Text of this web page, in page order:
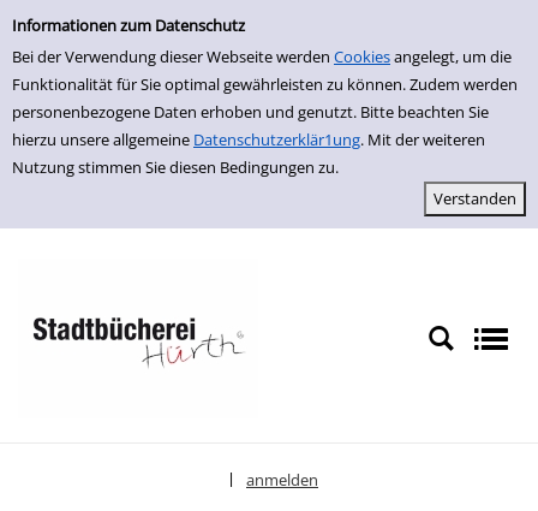
Einfache Suche
Informationen zum Datenschutz
Bei der Verwendung dieser Webseite werden Cookiesangelegt, um die
Funktionalität für Sie optimal gewährleisten zu können. Zudem werden
personenbezogene Daten erhoben und genutzt. Bitte beachten Sie
hierzu unsere allgemeine Datenschutzerklär1ung. Mit der weiteren
Nutzung stimmen Sie diesen Bedingungen zu.
zur Navigation springen
zum Inhalt springen
Zu den Suchfiltern springen
Zur Trefferliste springen
anmelden